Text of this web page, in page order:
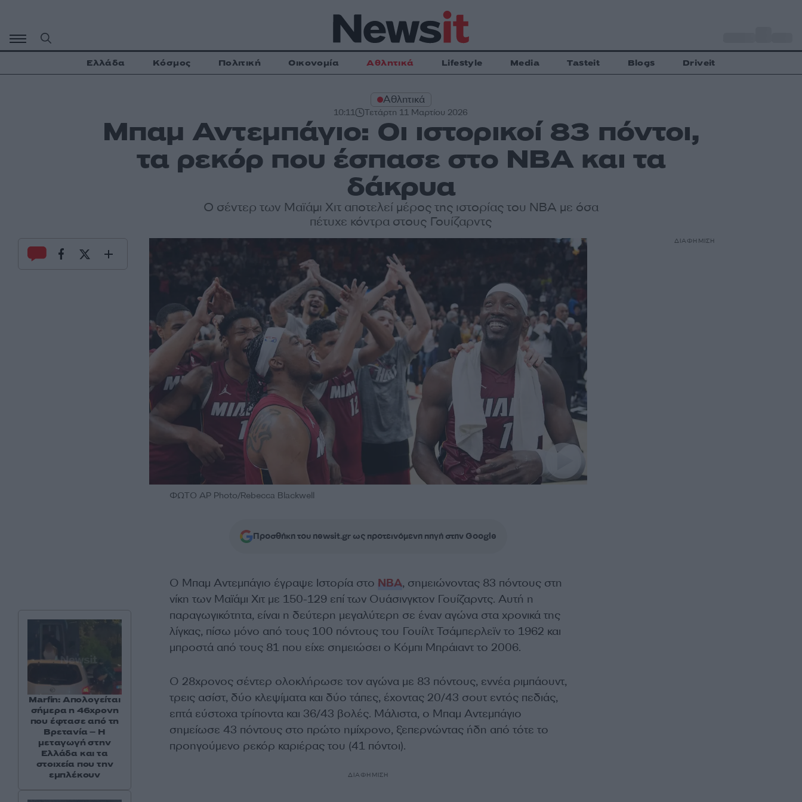
περιεχόμενο
Ελλάδα Κόσμος Πολιτική Οικονομία Αθλητικά Lifestyle Media Tasteit Blogs Driveit
Αθλητικά
10:11 Τετάρτη 11 Μαρτίου 2026
Μπαμ Αντεμπάγιο: Οι ιστορικοί 83 πόντοι,
τα ρεκόρ που έσπασε στο NBA και τα
δάκρυα
Ο σέντερ των Μαϊάμι Χιτ αποτελεί μέρος της ιστορίας του NBA με όσα
πέτυχε κόντρα στους Γουίζαρντς
ΦΩΤΟ AP Photo/Rebecca Blackwell
Προσθήκη του newsit.gr ως προτεινόμενη πηγή στην Google
Ο Μπαμ Αντεμπάγιο έγραψε Ιστορία στο ΝΒΑ, σημειώνοντας 83 πόντους στη
νίκη των Μαϊάμι Χιτ με 150-129 επί των Ουάσινγκτον Γουίζαρντς. Αυτή η
παραγωγικότητα, είναι η δεύτερη μεγαλύτερη σε έναν αγώνα στα χρονικά της
λίγκας, πίσω μόνο από τους 100 πόντους του Γουίλτ Τσάμπερλεϊν το 1962 και
μπροστά από τους 81 που είχε σημειώσει ο Κόμπι Μπράιαντ το 2006.
Ο 28χρονος σέντερ ολοκλήρωσε τον αγώνα με 83 πόντους, εννέα ριμπάουντ,
τρεις ασίστ, δύο κλεψίματα και δύο τάπες, έχοντας 20/43 σουτ εντός πεδιάς,
επτά εύστοχα τρίποντα και 36/43 βολές. Μάλιστα, ο Μπαμ Αντεμπάγιο
σημείωσε 43 πόντους στο πρώτο ημίχρονο, ξεπερνώντας ήδη από τότε το
προηγούμενο ρεκόρ καριέρας του (41 πόντοι).
ΔΙΑΦΗΜΙΣΗ
Marfin: Απολογείται
σήμερα η 46χρονη
που έφτασε από τη
Βρετανία – Η
μεταγωγή στην
Ελλάδα και τα
στοιχεία που την
εμπλέκουν
ΔΙΑΦΗΜΙΣΗ